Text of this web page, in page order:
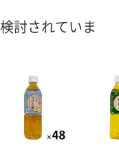
討されていま